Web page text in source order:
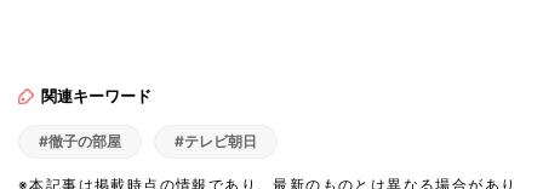
関連キーワード
#徹子の部屋 #テレビ朝日
※本記事は掲載時点の情報であり、最新のものとは異なる場合があり